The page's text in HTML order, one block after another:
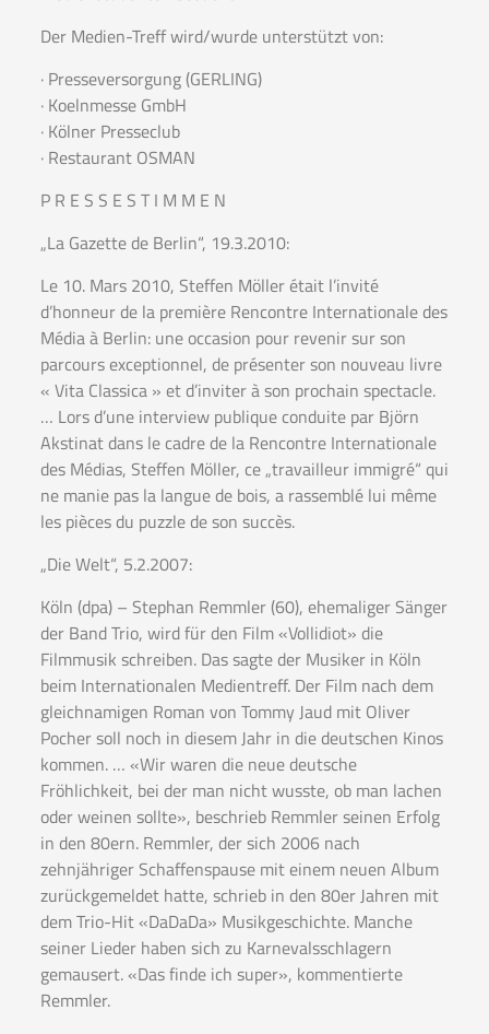
Der Medien-Treff wird/wurde unterstützt von:
· Presseversorgung (GERLING)
· Koelnmesse GmbH
· Kölner Presseclub
· Restaurant OSMAN
P R E S S E S T I M M E N
„La Gazette de Berlin“, 19.3.2010:
Le 10. Mars 2010, Steffen Möller était l’invité
d’honneur de la première Rencontre Internationale des
Média à Berlin: une occasion pour revenir sur son
parcours exceptionnel, de présenter son nouveau livre
« Vita Classica » et d’inviter à son prochain spectacle.
… Lors d’une interview publique conduite par Björn
Akstinat dans le cadre de la Rencontre Internationale
des Médias, Steffen Möller, ce „travailleur immigré“ qui
ne manie pas la langue de bois, a rassemblé lui même
les pièces du puzzle de son succès.
„Die Welt“, 5.2.2007:
Köln (dpa) – Stephan Remmler (60), ehemaliger Sänger
der Band Trio, wird für den Film «Vollidiot» die
Filmmusik schreiben. Das sagte der Musiker in Köln
beim Internationalen Medientreff. Der Film nach dem
gleichnamigen Roman von Tommy Jaud mit Oliver
Pocher soll noch in diesem Jahr in die deutschen Kinos
kommen. … «Wir waren die neue deutsche
Fröhlichkeit, bei der man nicht wusste, ob man lachen
oder weinen sollte», beschrieb Remmler seinen Erfolg
in den 80ern. Remmler, der sich 2006 nach
zehnjähriger Schaffenspause mit einem neuen Album
zurückgemeldet hatte, schrieb in den 80er Jahren mit
dem Trio-Hit «DaDaDa» Musikgeschichte. Manche
seiner Lieder haben sich zu Karnevalsschlagern
gemausert. «Das finde ich super», kommentierte
Remmler.